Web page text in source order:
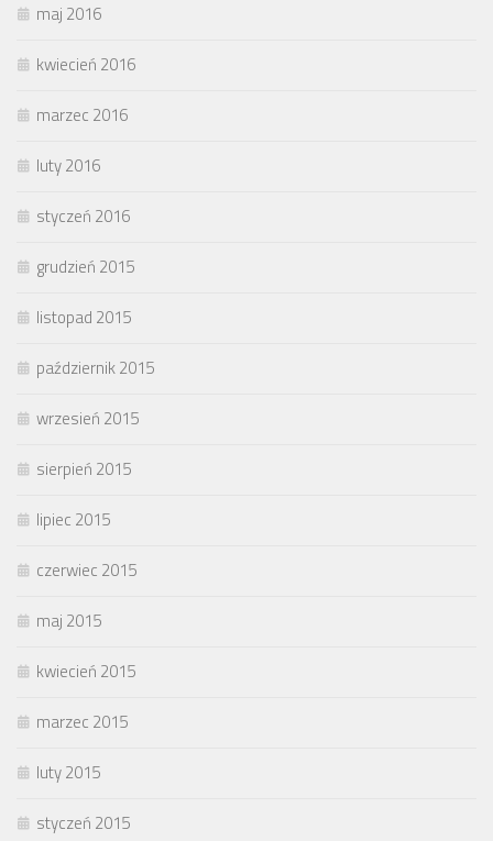
maj 2016
kwiecień 2016
marzec 2016
luty 2016
styczeń 2016
grudzień 2015
listopad 2015
październik 2015
wrzesień 2015
sierpień 2015
lipiec 2015
czerwiec 2015
maj 2015
kwiecień 2015
marzec 2015
luty 2015
styczeń 2015